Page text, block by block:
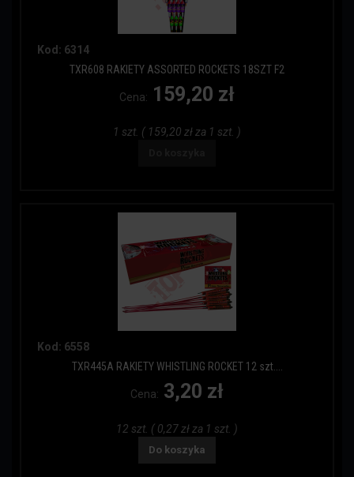
Kod: 6314
TXR608 RAKIETY ASSORTED ROCKETS 18SZT F2
Cena: 159,20 zł
1 szt. ( 159,20 zł za 1 szt. )
Kod: 6558
TXR445A RAKIETY WHISTLING ROCKET 12 szt....
Cena: 3,20 zł
12 szt. ( 0,27 zł za 1 szt. )
Do koszyka